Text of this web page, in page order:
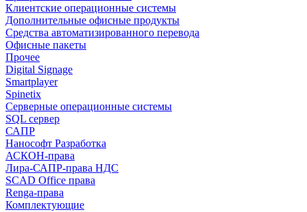
Клиентские операционные системы
Дополнительные офисные продукты
Средства автоматизированного перевода
Офисные пакеты
Прочее
Digital Signage
Smartplayer
Spinetix
Серверные операционные системы
SQL сервер
САПР
Нанософт Разработка
АСКОН-права
Лира-САПР-права НДС
SCAD Office права
Renga-права
Комплектующие